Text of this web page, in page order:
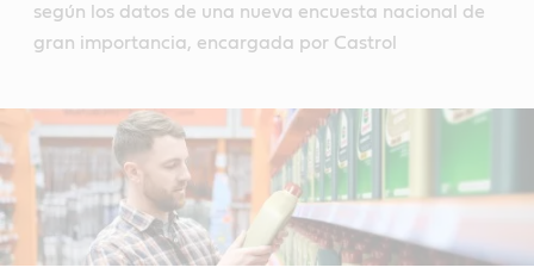
según los datos de una nueva encuesta nacional de
gran importancia, encargada por Castrol